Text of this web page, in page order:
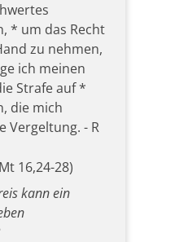
* um das Recht
zu nehmen,
ich meinen
Strafe auf *
die mich
Vergeltung. - R
16,24-28)
kann ein